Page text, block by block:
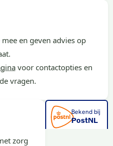
en geven advies op
voor contactopties en
vragen.
zorg